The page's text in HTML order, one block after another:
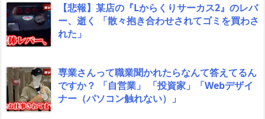
【悲報】某店の『Lからくりサーカス2』のレバ
ー、逝く 「散々抱き合わせされてゴミを買わさ
れた」
専業さんって職業聞かれたらなんて答えてるん
ですか？ 「自営業」 「投資家」「Webデザイ
ナー（パソコン触れない）」